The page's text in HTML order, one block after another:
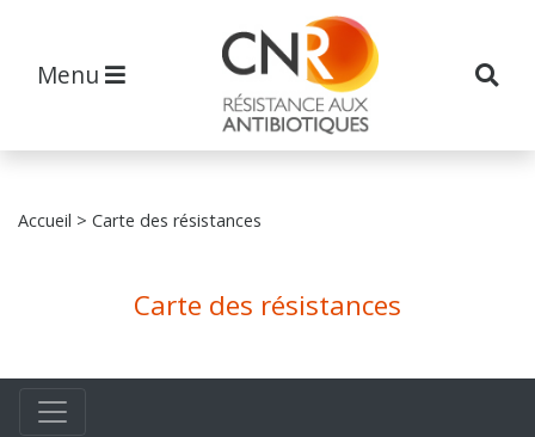
Menu
Accueil > Carte des résistances
Carte des résistances